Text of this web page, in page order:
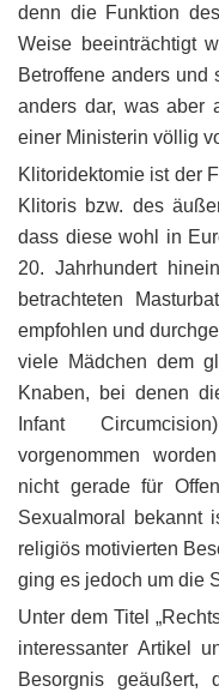
denn die Funktion
Weise beeinträchtigt
Betroffene anders
anders dar, was aber
einer Ministerin völlig
Klitoridektomie ist der
Klitoris bzw. des
dass diese wohl in
20. Jahrhundert
betrachteten
empfohlen und
viele Mädchen dem
Knaben, bei denen
Infant
vorgenommen
nicht gerade für
Sexualmoral bekannt
religiös motivierten
ging es jedoch um die
Unter dem Titel
interessanter Artikel
Besorgnis geäußert,